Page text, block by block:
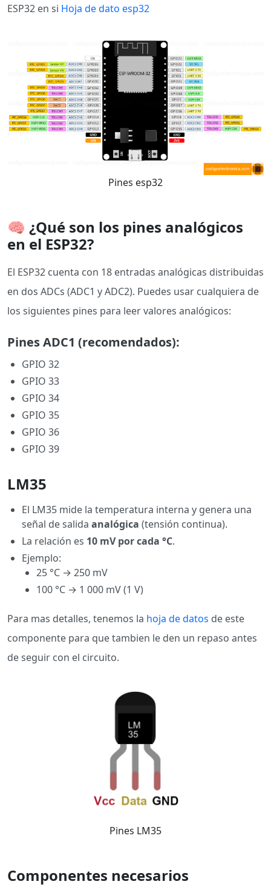
ESP32 en si Hoja de dato esp32
Pines esp32
🧠 ¿Qué son los pines analógicos
en el ESP32?
El ESP32 cuenta con 18 entradas analógicas distribuidas
en dos ADCs (ADC1 y ADC2). Puedes usar cualquiera de
los siguientes pines para leer valores analógicos:
Pines ADC1 (recomendados):
GPIO 32
GPIO 33
GPIO 34
GPIO 35
GPIO 36
GPIO 39
LM35
El LM35 mide la temperatura interna y genera una
señal de salida analógica (tensión continua).
La relación es 10 mV por cada °C.
Ejemplo:
25 °C → 250 mV
100 °C → 1 000 mV (1 V)
Para mas detalles, tenemos la hoja de datos de este
componente para que tambien le den un repaso antes
de seguir con el circuito.
Pines LM35
Componentes necesarios